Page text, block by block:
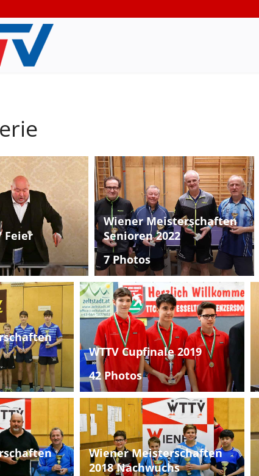
Feier
Wiener Meisterschaften
Senioren 2022
7 Photos
WTTV Cupfinale 2019
42 Photos
Wiener Meisterschaften
2018 Nachwuchs